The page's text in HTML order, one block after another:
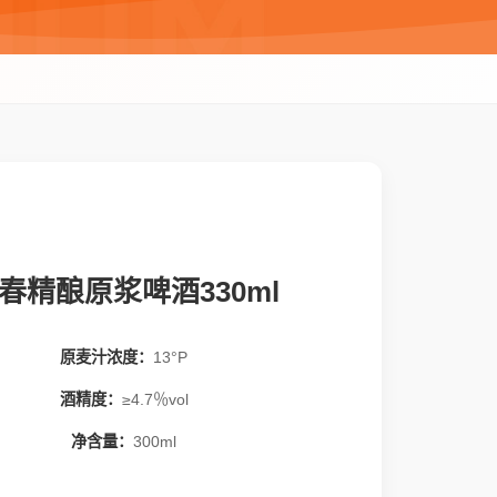
精酿原浆啤酒330ml
原麦汁浓度： 13°P
酒精度： ≥4.7％vol
净含量：300ml